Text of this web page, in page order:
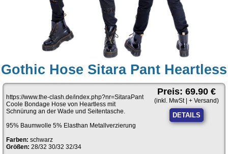
Gothic Hose Sitara Pant Heartless
https://www.the-clash.de/index.php?nr=SitaraPant
Coole Bondage Hose von Heartless mit
Schnürung an der Wade und Seitentasche.
95% Baumwolle 5% Elasthan Metallverzierung
Farben: schwarz
Größen: 28/32 30/32 32/34
Preis: 69.90 €
(inkl. MwSt | + Versand)
DETAILS